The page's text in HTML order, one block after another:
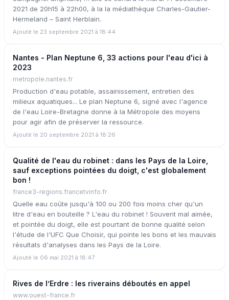
2021 de 20h15 à 22h00, à la la médiathèque Charles-Gautier-
Hermeland – Saint Herblain.
Ajouté le 23 septembre 2021 à 18:44
Nantes - Plan Neptune 6, 33 actions pour l'eau d'ici à
2023
metropole.nantes.fr
Production d'eau potable, assainissement, entretien des
milieux aquatiques... Le plan Neptune 6, signé avec l'agence
de l'eau Loire-Bretagne donne à la Métropole des moyens
pour agir afin de préserver la ressource.
Ajouté le 20 septembre 2021 à 18:26
Qualité de l'eau du robinet : dans les Pays de la Loire,
sauf exceptions pointées du doigt, c'est globalement
bon !
france3-regions.francetvinfo.fr
Quelle eau coûte jusqu'à 100 ou 200 fois moins cher qu'un
litre d'eau en bouteille ? L'eau du robinet ! Souvent mal aimée,
et pointée du doigt, elle est pourtant de bonne qualité selon
l'étude de l'UFC Que Choisir, qui pointe les bons et les mauvais
résultats d'analyses dans les Pays de la Loire.
Ajouté le 06 mai 2021 à 18:47
Rives de l’Erdre : les riverains déboutés en appel
www.ouest-france.fr